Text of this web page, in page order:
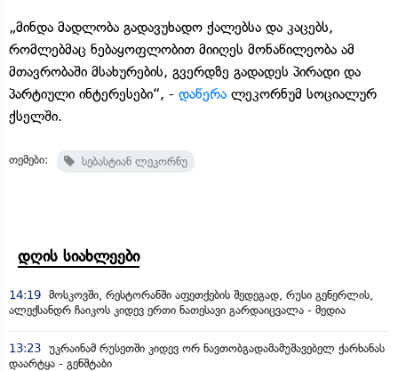
„მინდა მადლობა გადავუხადო ქალებსა და კაცებს,
რომლებმაც ნებაყოფლობით მიიღეს მონაწილეობა ამ
მთავრობაში მსახურების, გვერდზე გადადეს პირადი და
პარტიული ინტერესები“, - დაწერა ლეკორნუმ სოციალურ
ქსელში.
თემები: სებასტიან ლეკორნუ
დღის სიახლეები
14:19 მოსკოვში, რესტორანში აფეთქების შედეგად, რუსი გენერლის,
ალექსანდრ ჩაიკოს კიდევ ერთი ნათესავი გარდაიცვალა - მედია
13:23 უკრაინამ რუსეთში კიდევ ორ ნავთობგადამამუშავებელ ქარხანას
დაარტყა - გენშტაბი